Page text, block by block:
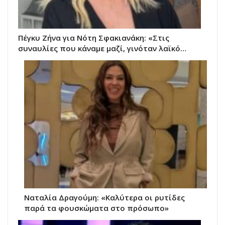
Πέγκυ Ζήνα για Νότη Σφακιανάκη: «Στις
συναυλίες που κάναμε μαζί, γινόταν λαϊκό…
Ναταλία Δραγούμη: «Καλύτερα οι ρυτίδες
παρά τα φουσκώματα στο πρόσωπο»